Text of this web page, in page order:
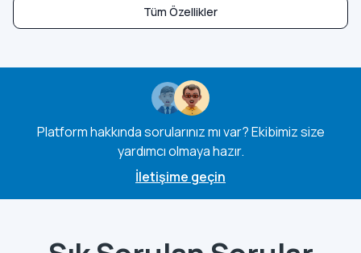
Tüm Özellikler
Platform hakkında sorularınız mı var? Ekibimiz size
yardımcı olmaya hazır.
İletişime geçin